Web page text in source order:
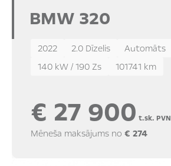
BMW 320
2022 2.0 Dīzelis
Automāts
140 kW / 190 Zs
101741 km
€ 27 900t.sk. PVN
Mēneša maksājums no € 274